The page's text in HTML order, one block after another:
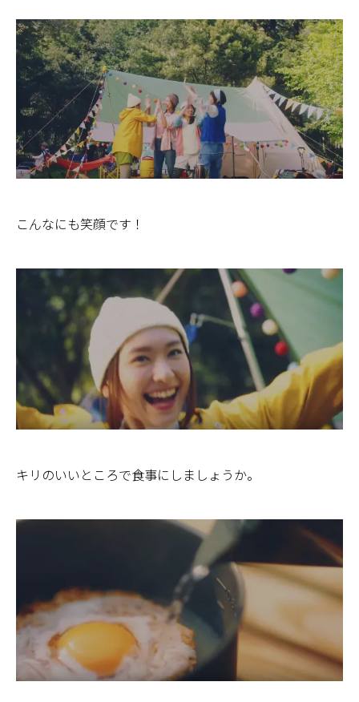
こんなにも笑顔です！
キリのいいところで食事にしましょうか。